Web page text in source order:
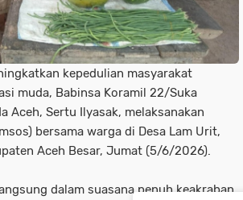
kepedulian masyarakat
muda, Babinsa Koramil 22/Suka
Aceh, Sertu Ilyasak, melaksanakan
bersama warga di Desa Lam Urit,
Aceh Besar, Jumat (5/6/2026).
dalam suasana penuh keakraban,